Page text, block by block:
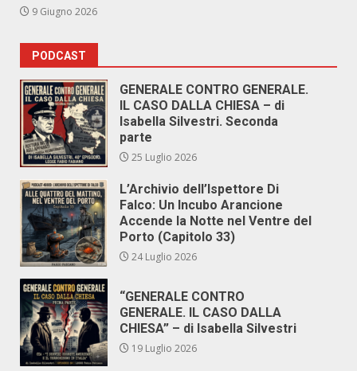
9 Giugno 2026
PODCAST
GENERALE CONTRO GENERALE.
IL CASO DALLA CHIESA – di
Isabella Silvestri. Seconda
parte
25 Luglio 2026
L’Archivio dell’Ispettore Di
Falco: Un Incubo Arancione
Accende la Notte nel Ventre del
Porto (Capitolo 33)
24 Luglio 2026
“GENERALE CONTRO
GENERALE. IL CASO DALLA
CHIESA” – di Isabella Silvestri
19 Luglio 2026